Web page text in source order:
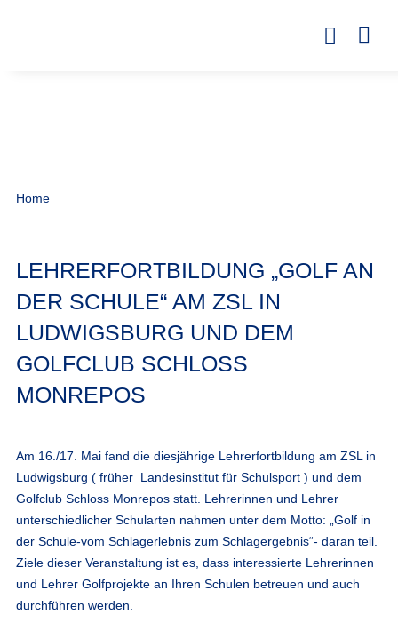
Home
LEHRERFORTBILDUNG „GOLF AN
DER SCHULE“ AM ZSL IN
LUDWIGSBURG UND DEM
GOLFCLUB SCHLOSS
MONREPOS
Am 16./17. Mai fand die diesjährige Lehrerfortbildung am ZSL in
Ludwigsburg ( früher Landesinstitut für Schulsport ) und dem
Golfclub Schloss Monrepos statt. Lehrerinnen und Lehrer
unterschiedlicher Schularten nahmen unter dem Motto: „Golf in
der Schule-vom Schlagerlebnis zum Schlagergebnis“- daran teil.
Ziele dieser Veranstaltung ist es, dass interessierte Lehrerinnen
und Lehrer Golfprojekte an Ihren Schulen betreuen und auch
durchführen werden.